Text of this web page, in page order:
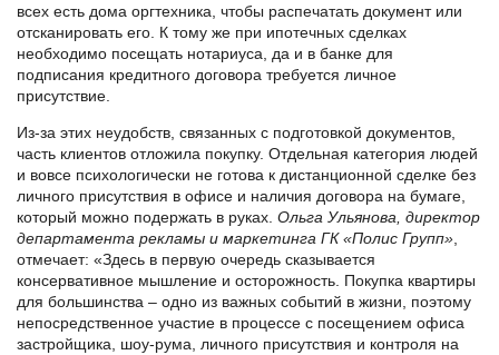
всех есть дома оргтехника, чтобы распечатать документ или
отсканировать его. К тому же при ипотечных сделках
необходимо посещать нотариуса, да и в банке для
подписания кредитного договора требуется личное
присутствие.
Из-за этих неудобств, связанных с подготовкой документов,
часть клиентов отложила покупку. Отдельная категория людей
и вовсе психологически не готова к дистанционной сделке без
личного присутствия в офисе и наличия договора на бумаге,
который можно подержать в руках. Ольга Ульянова, директор
департамента рекламы и маркетинга ГК «Полис Групп»
отмечает: «Здесь в первую очередь сказывается
консервативное мышление и осторожность. Покупка квартиры
для большинства – одно из важных событий в жизни, поэтому
непосредственное участие в процессе с посещением офиса
застройщика, шоу-рума, личного присутствия и контроля на